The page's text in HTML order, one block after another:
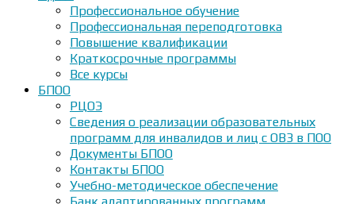
Профессиональное обучение
Профессиональная переподготовка
Повышение квалификации
Краткосрочные программы
Все курсы
БПОО
РЦОЭ
Сведения о реализации образовательных
программ для инвалидов и лиц с ОВЗ в ПОО
Документы БПОО
Контакты БПОО
Учебно-методическое обеспечение